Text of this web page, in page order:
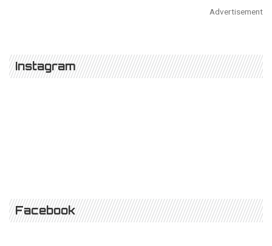
Advertisement
Instagram
Facebook